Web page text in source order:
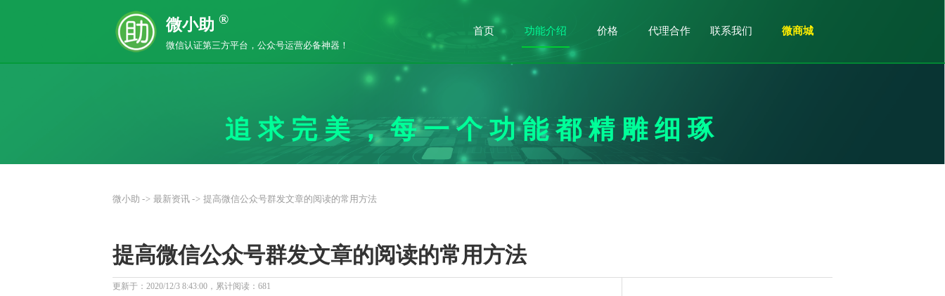
微小助 ®
微信认证第三方平台，公众号运营必备神器！
首页 功能介绍 公众号运
营攻略
价格 代理合作 联系我们 微商城
追求完美，每一个功能都精雕细琢
微小助 -> 最新资讯 -> 提高微信公众号群发文章的阅读的常用方法
提高微信公众号群发文章的阅读的常用方法
更新于：2020/12/3 8:43:00，累计阅读： 681